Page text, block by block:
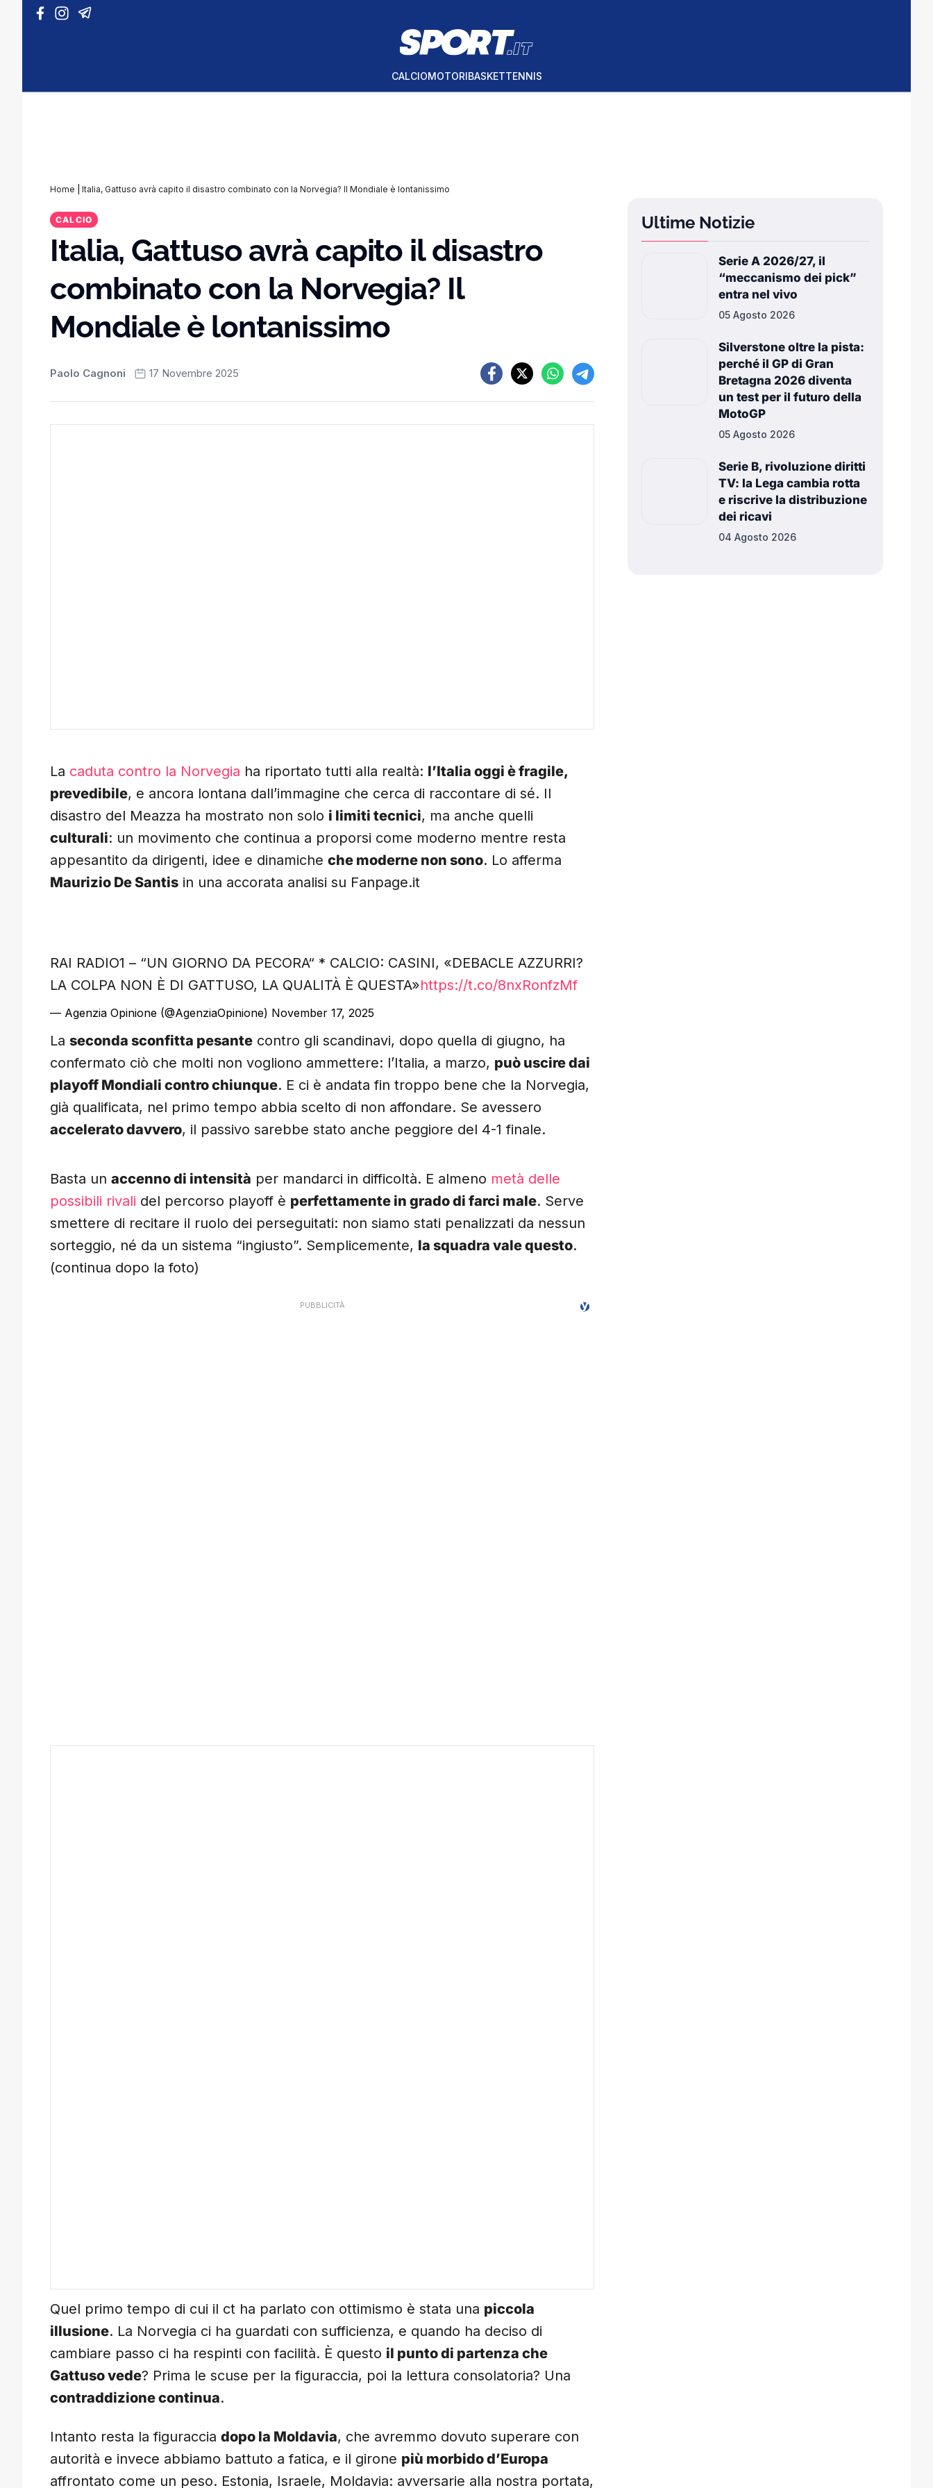
Vai al contenuto
CALCIOMOTORIBASKETTENNIS
Home Italia, Gattuso avrà capito il disastro combinato con la Norvegia? Il Mondiale è lontanissimo
CALCIO
Italia, Gattuso avrà capito il disastro
combinato con la Norvegia? Il
Mondiale è lontanissimo
Paolo Cagnoni 17 Novembre 2025
La caduta contro la Norvegia ha riportato tutti alla realtà: l’Italia oggi è fragile,
prevedibile, e ancora lontana dall’immagine che cerca di raccontare di sé. Il
disastro del Meazza ha mostrato non solo i limiti tecnici, ma anche quelli
culturali: un movimento che continua a proporsi come moderno mentre resta
appesantito da dirigenti, idee e dinamiche che moderne non sono. Lo afferma
Maurizio De Santis in una accorata analisi su Fanpage.it
RAI RADIO1 – “UN GIORNO DA PECORA“ * CALCIO: CASINI, «DEBACLE AZZURRI?
LA COLPA NON È DI GATTUSO, LA QUALITÀ È QUESTA»https://t.co/8nxRonfzMf
— Agenzia Opinione (@AgenziaOpinione) November 17, 2025
La seconda sconfitta pesante contro gli scandinavi, dopo quella di giugno, ha
confermato ciò che molti non vogliono ammettere: l’Italia, a marzo, può uscire dai
playoff Mondiali contro chiunque. E ci è andata fin troppo bene che la Norvegia,
già qualificata, nel primo tempo abbia scelto di non affondare. Se avessero
accelerato davvero, il passivo sarebbe stato anche peggiore del 4-1 finale.
Basta un accenno di intensità per mandarci in difficoltà. E almeno metà delle
possibili rivali del percorso playoff è perfettamente in grado di farci male. Serve
smettere di recitare il ruolo dei perseguitati: non siamo stati penalizzati da nessun
sorteggio, né da un sistema “ingiusto”. Semplicemente, la squadra vale questo.
(continua dopo la foto)
Quel primo tempo di cui il ct ha parlato con ottimismo è stata una piccola
illusione. La Norvegia ci ha guardati con sufficienza, e quando ha deciso di
cambiare passo ci ha respinti con facilità. È questo il punto di partenza che
Gattuso vede? Prima le scuse per la figuraccia, poi la lettura consolatoria? Una
contraddizione continua.
Intanto resta la figuraccia dopo la Moldavia, che avremmo dovuto superare con
autorità e invece abbiamo battuto a fatica, e il girone più morbido d’Europa
affrontato come un peso. Estonia, Israele, Moldavia: avversarie alla nostra portata,
Ultime Notizie
Serie A 2026/27, il
“meccanismo dei pick”
entra nel vivo
05 Agosto 2026
Silverstone oltre la pista:
perché il GP di Gran
Bretagna 2026 diventa
un test per il futuro della
MotoGP
05 Agosto 2026
Serie B, rivoluzione diritti
TV: la Lega cambia rotta
e riscrive la distribuzione
dei ricavi
04 Agosto 2026